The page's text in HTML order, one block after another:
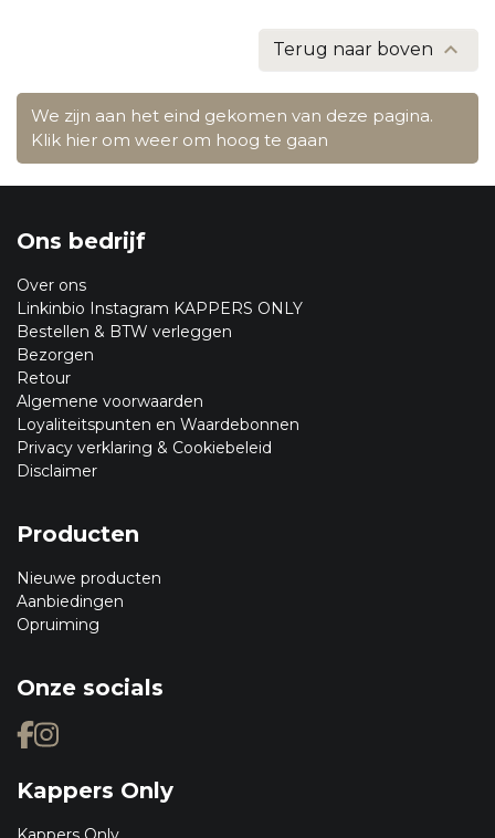
Terug naar boven 
We zijn aan het eind gekomen van deze pagina.
Klik hier om weer om hoog te gaan
Ons bedrijf
Over ons
Linkinbio Instagram KAPPERS ONLY
Bestellen & BTW verleggen
Bezorgen
Retour
Algemene voorwaarden
Loyaliteitspunten en Waardebonnen
Privacy verklaring & Cookiebeleid
Disclaimer
Producten
Nieuwe producten
Aanbiedingen
Opruiming
Onze socials
Kappers Only